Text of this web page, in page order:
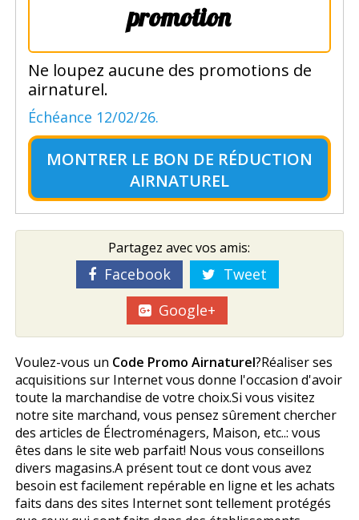
promotion
Ne loupez aucune des promotions de
airnaturel.
Échéance 12/02/26.
MONTRER LE BON DE RÉDUCTION
AIRNATUREL
Partagez avec vos amis:
Facebook
Tweet
Google+
Voulez-vous un Code Promo Airnaturel?Réaliser ses
acquisitions sur Internet vous donne l'occasion d'avoir
toute la marchandise de votre choix.Si vous visitez
notre site marchand, vous pensez sûrement chercher
des articles de Électroménagers, Maison, etc..: vous
êtes dans le site web parfait! Nous vous conseillons
divers magasins.A présent tout ce dont vous avez
besoin est facilement repérable en ligne et les achats
faits dans des sites Internet sont tellement protégés